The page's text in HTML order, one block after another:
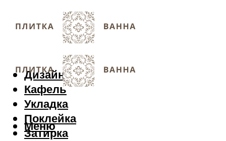
Дизайн
Кафель
Укладка
Поклейка
Затирка
Меню